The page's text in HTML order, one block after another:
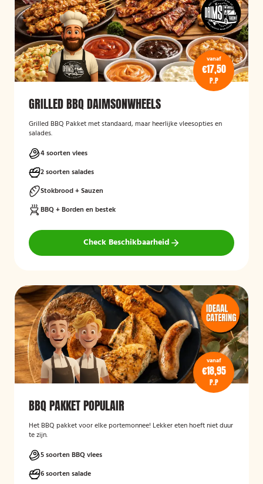
vanaf
€17,50
P.P
GRILLED BBQ DAIMSONWHEELS
Grilled BBQ Pakket met standaard, maar heerlijke vleesopties en
salades.
4 soorten vlees
2 soorten salades
Stokbrood + Sauzen
BBQ + Borden en bestek
Check Beschikbaarheid
vanaf
€18,95
P.P
BBQ PAKKET POPULAIR
Het BBQ pakket voor elke portemonnee! Lekker eten hoeft niet duur
te zijn.
5 soorten BBQ vlees
6 soorten salade